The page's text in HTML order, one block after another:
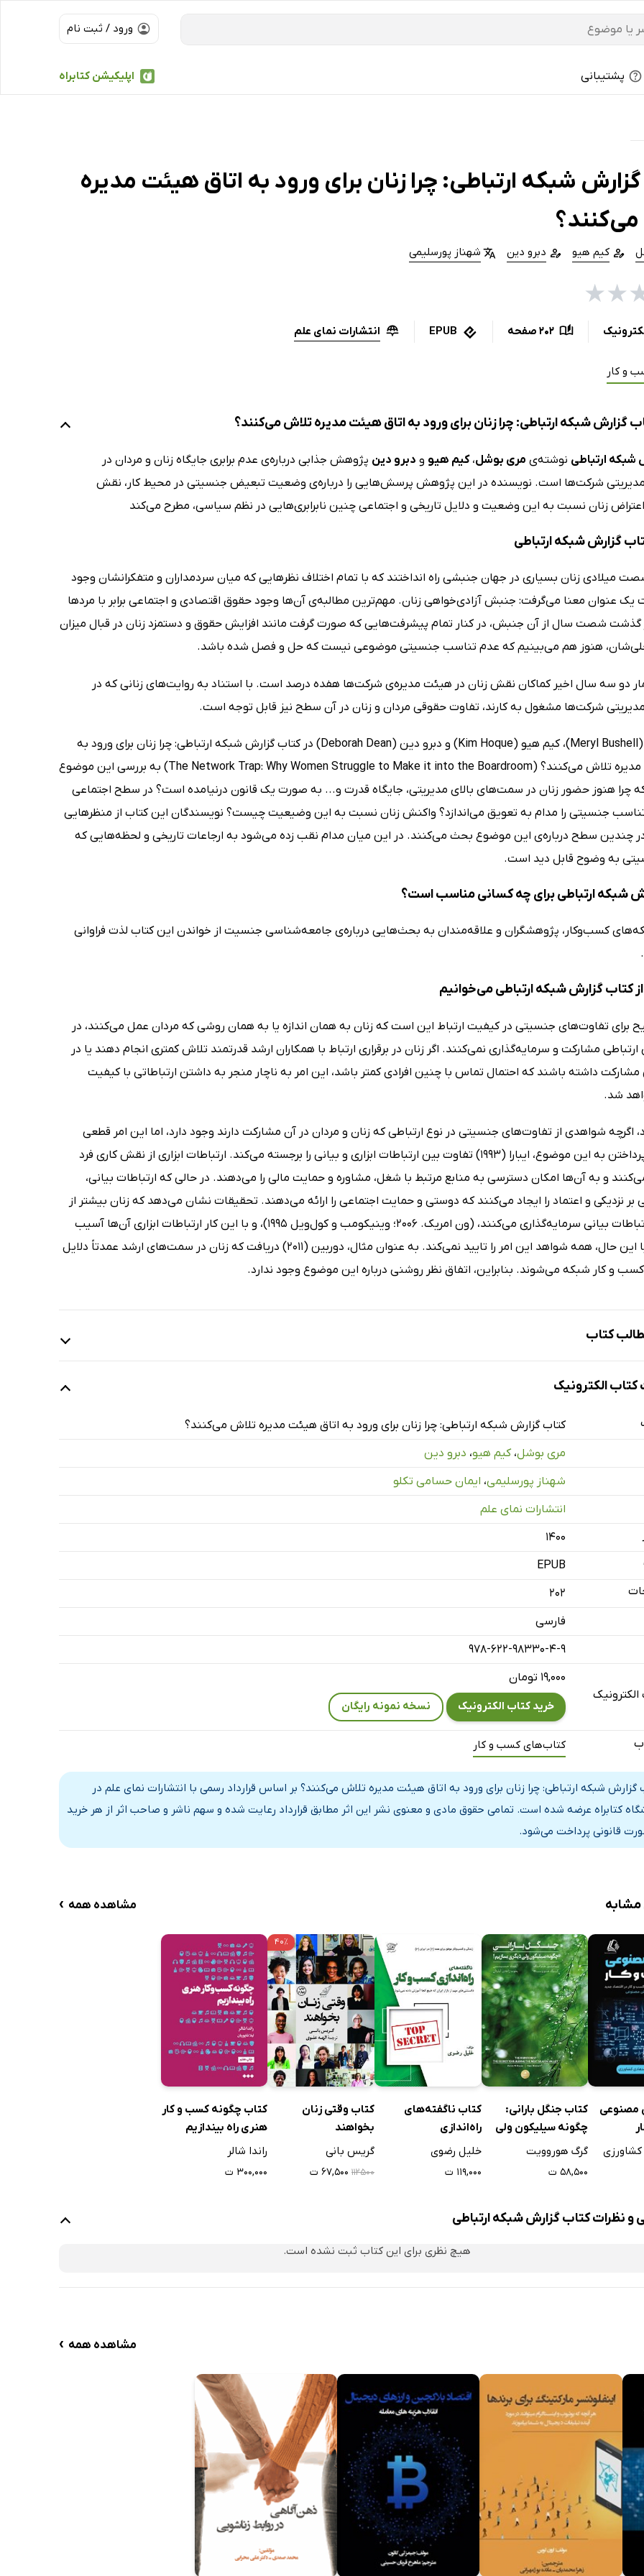
ورود / ثبت نام
اپلیکیشن کتابراه پشتیبانی
شبکه ارتباطی: چرا زنان برای ورود به اتاق هیئت مدیره
کیم هیو دبرو دین شهناز پورسلیمی
★
★
202 صفحه EPUB انتشارات نمای علم
و کار
گزارش شبکه ارتباطی: چرا زنان برای ورود به اتاق هیئت مدیره تلاش می‌کنند؟
شبکه ارتباطی نوشته‌ی مری بوشل،کیم هیو و دبرو دین پژوهش جذابی درباره‌ی عدم برابری جایگاه زنان و مردان در
شرکت‌ها است. نویسنده در این پژوهش پرسش‌هایی را درباره‌ی وضعیت تبعیض جنسیتی در محیط کار، نقش
زنان نسبت به این وضعیت و دلایل تاریخی و اجتماعی چنین نابرابری‌هایی در نظم سیاسی، مطرح می‌کند
گزارش شبکه ارتباطی
میلادی زنان بسیاری در جهان جنبشی راه انداختند که با تمام اختلاف نظرهایی که میان سردمداران و متفکرانشان وجود
عنوان معنا می‌گرفت: جنبش آزادی‌خواهی زنان. مهم‌ترین مطالبه‌ی آن‌ها وجود حقوق اقتصادی و اجتماعی برابر با مردها
گذشت شصت سال از آن جنبش، در کنار تمام پیشرفت‌هایی که صورت گرفت مانند افزایش حقوق و دستمزد زنان در قبال میزان
هنوز هم می‌بینیم که عدم تناسب جنسیتی موضوعی نیست که حل و فصل شده باشد.
دو سه سال اخیر کماکان نقش زنان در هیئت مدیره‌ی شرکت‌ها هفده درصد است. با استناد به روایت‌های زنانی که در
شرکت‌ها مشغول به کارند، تفاوت حقوقی مردان و زنان در آن سطح نیز قابل توجه است.
مری بوشل (Meryl Bushell)، کیم هیو (Kim Hoque) و دبرو دین (Deborah Dean) در کتاب گزارش شبکه ارتباطی: چرا زنان برای ورود به
اتاق هیئت مدیره تلاش می‌کنند؟ (The Network Trap: Why Women Struggle to Make it into the Boardroom) به بررسی این موضوع
که چرا هنوز حضور زنان در سمت‌های بالای مدیریتی، جایگاه قدرت و... به صورت یک قانون درنیامده است؟ در سطح اجتماعی
جنسیتی را مدام به تعویق می‌اندازد؟ واکنش زنان نسبت به این وضیعیت چیست؟ نویسندگان این کتاب از منظرهایی
چندین سطح درباره‌ی این موضوع بحث می‌کنند. در این میان مدام نقب زده می‌شود به ارجاعات تاریخی و لحظه‌هایی که
به وضوح قابل دید است.
شبکه ارتباطی برای چه کسانی مناسب است؟
کسب‌وکار، پژوهشگران و علاقه‌مندان به بحث‌هایی درباره‌ی جامعه‌شناسی جنسیت از خواندن این کتاب لذت فراوانی
کتاب گزارش شبکه ارتباطی می‌خوانیم
برای تفاوت‌های جنسیتی در کیفیت ارتباط این است که زنان به همان اندازه یا به همان روشی که مردان عمل می‌کنند، در
مشارکت و سرمایه‌گذاری نمی‌کنند. اگر زنان در برقراری ارتباط با همکاران ارشد قدرتمند تلاش کمتری انجام دهند یا در
داشته باشند که احتمال تماس با چنین افرادی کمتر باشد، این امر به ناچار منجر به داشتن ارتباطاتی با کیفیت
شد.
اگرچه شواهدی از تفاوت‌های جنسیتی در نوع ارتباطی که زنان و مردان در آن مشارکت دارند وجود دارد، اما این امر قطعی
نیست. در پرداختن به این موضوع، ایبارا (1993) تفاوت بین ارتباطات ابزاری و بیانی را برجسته می‌کند. ارتباطات ابزاری از نقش کاری فرد
و به آن‌ها امکان دسترسی به منابع مرتبط با شغل، مشاوره و حمایت مالی را می‌دهند. در حالی که ارتباطات بیانی،
بر نزدیکی و اعتماد را ایجاد می‌کنند که دوستی و حمایت اجتماعی را ارائه می‌دهند. تحقیقات نشان می‌دهد که زنان بیشتر از
مردان در ارتباطات بیانی سرمایه‌گذاری می‌کنند، (ون امریک. 2006؛ وینیکومب و کول‌ویل 1995)، و با این کار ارتباطات ابزاری آن‌ها آسیب
می‌بینند. با این حال، همه شواهد این امر را تایید نمی‌کند. به عنوان مثال، دوربین (2011) دریافت که زنان در سمت‌های ارشد عمدتاً دلایل
کسب و کار شبکه می‌شوند. بنابراین، اتفاق نظر روشنی درباره این موضوع وجود ندارد.
کتاب
ارتباطات تفاوتی ایجاد می‌کنند؟
در مورد دام شبکه
فرآیندهای انتخاب هیئت مدیره و دام شبکه
و آدرس‌دهی شبکه دام
الکترونیک
کتاب گزارش شبکه ارتباطی: چرا زنان برای ورود به اتاق هیئت مدیره تلاش می‌کنند؟
مری بوشل،کیم هیو، دبرو دین
شهناز پورسلیمی، ایمان حسامی تکلو
انتشارات نمای علم
۱۴۰۰
EPUB
202
فارسی
978-622-98330-4-9
۱۹,۰۰۰ تومان
خرید کتاب الکترونیک نسخه نمونه رایگان
کتاب‌های کسب و کار
گزارش شبکه ارتباطی: چرا زنان برای ورود به اتاق هیئت مدیره تلاش می‌کنند؟ بر اساس قرارداد رسمی با انتشارات نمای علم در
کتابراه عرضه شده است. تمامی حقوق مادی و معنوی نشر این اثر مطابق قرارداد رعایت شده و سهم ناشر و صاحب اثر از هر خرید
قانونی پرداخت می‌شود.
مشاهده همه ›
مصنوعی
کتاب جنگل بارانی:
چگونه سیلیکون ولی
دیگری بسازیم!
گرگ هوروویت
۵۸,۵۰۰ ت
کتاب ناگفته‌های
راه‌اندازی
کسب‌و‌کار: دانستنی‌های
خلیل رضوی
۱۱۹,۰۰۰ ت
۴۰٪
کتاب وقتی زنان
بخواهند
گریس بانی
۱۱۲۵۰۰ ۶۷,۵۰۰ ت
کتاب چگونه کسب و کار
هنری راه بیندازیم
راندا شالر
۳۰۰,۰۰۰ ت
و نظرات کتاب گزارش شبکه ارتباطی
هیچ نظری برای این کتاب ثبت نشده است.
مشاهده همه ›